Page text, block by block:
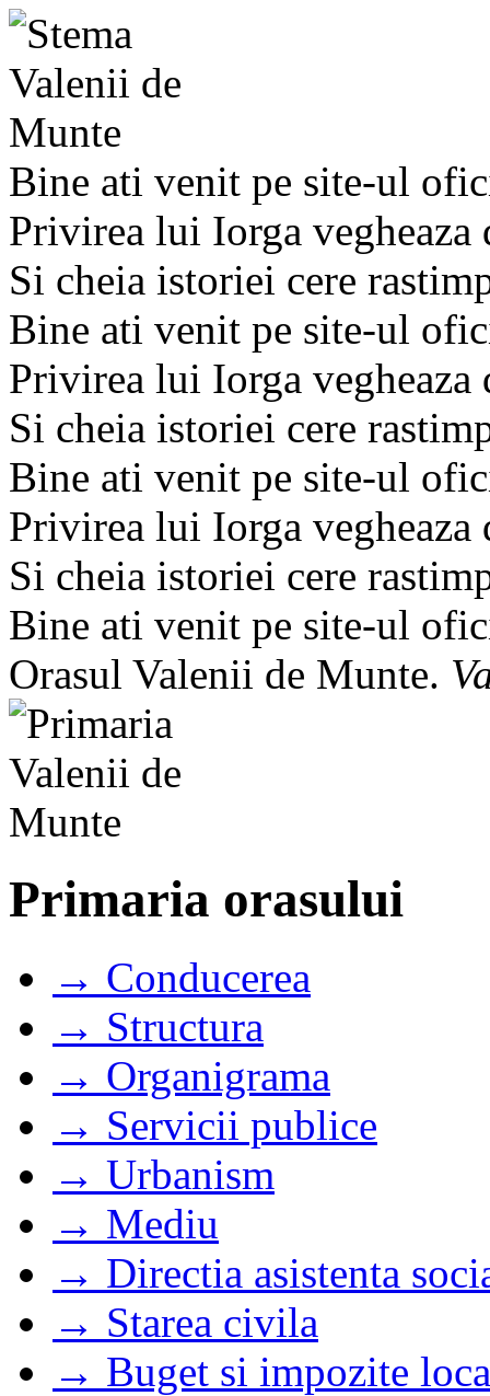
Bine ati venit pe site-ul
Privirea lui Iorga
Si cheia istoriei cere
Bine ati venit pe site-ul
Privirea lui Iorga
Si cheia istoriei cere
Bine ati venit pe site-ul
Privirea lui Iorga
Si cheia istoriei cere
Bine ati venit pe site-ul
Orasul Valenii de Munte.
Primaria orasului
→ Conducerea
→ Structura
→ Organigrama
→ Servicii publice
→ Urbanism
→ Mediu
→ Directia asistenta
→ Starea civila
→ Buget si impozite